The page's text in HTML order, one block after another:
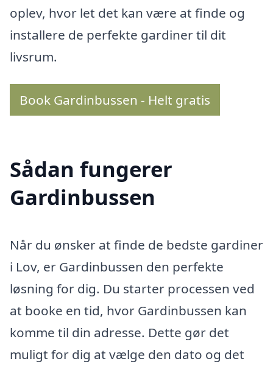
oplev, hvor let det kan være at finde og
installere de perfekte gardiner til dit
livsrum.
Book Gardinbussen - Helt gratis
Sådan fungerer
Gardinbussen
Når du ønsker at finde de bedste gardiner
i Lov, er Gardinbussen den perfekte
løsning for dig. Du starter processen ved
at booke en tid, hvor Gardinbussen kan
komme til din adresse. Dette gør det
muligt for dig at vælge den dato og det